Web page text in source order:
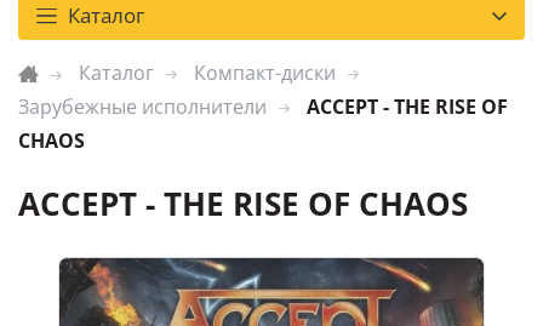
Каталог
Каталог
Компакт-диски
Зарубежные исполнители
ACCEPT - THE RISE OF
CHAOS
ACCEPT - THE RISE OF CHAOS